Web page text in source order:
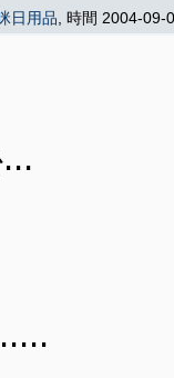
日用品 , 時間 2004-